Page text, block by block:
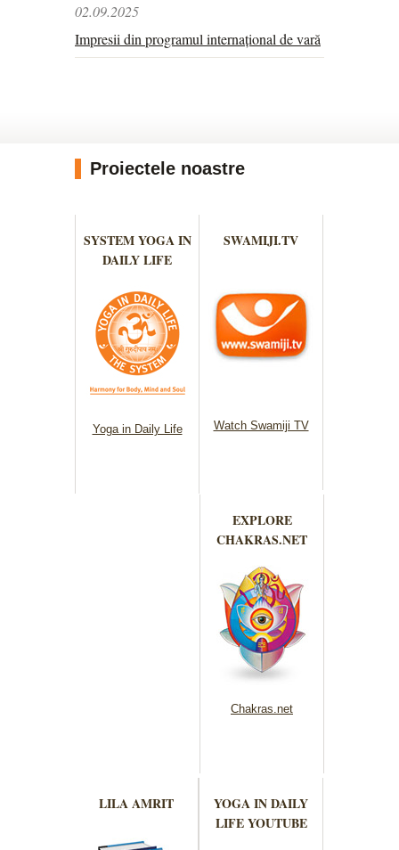
02.09.2025
Impresii din programul internațional de vară
Proiectele noastre
SYSTEM YOGA IN
DAILY LIFE
Yoga in Daily Life
SWAMIJI.TV
Watch Swamiji TV
EXPLORE
CHAKRAS.NET
Chakras.net
LILA AMRIT
YOGA IN DAILY
LIFE YOUTUBE